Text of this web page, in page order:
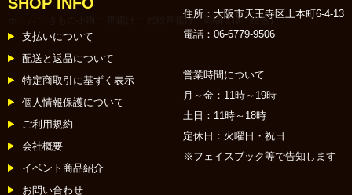
:: 総絞帯揚げ 刺繍【桜 橙色】
支払いについて
配送と返品について
特定商取引に基ずく表示
個人情報保護について
ご利用規約
会社概要
イベント商品紹介
お問い合わせ
住所：大阪市天王寺区上本町6-4-13
電話：06-6779-9506
営業時間について
月～金：11時～19時
土日：11時～18時
定休日：火曜日・祝日
※フェイスブック等で告知します